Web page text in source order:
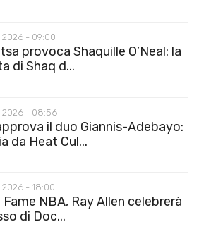
- 09:00
provoca Shaquille O’Neal: la
di Shaq d...
2026 - 08:56
il duo Giannis-Adebayo:
da Heat Cul...
- 18:00
NBA, Ray Allen celebrerà
di Doc...